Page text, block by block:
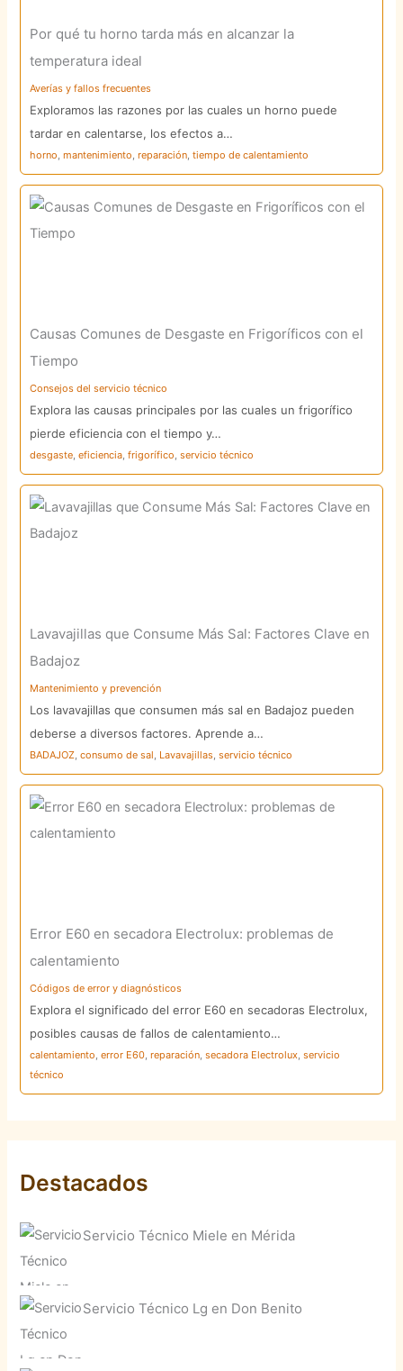
Por qué tu horno tarda más en alcanzar la
temperatura ideal
Averías y fallos frecuentes
Exploramos las razones por las cuales un horno puede
tardar en calentarse, los efectos a…
horno,mantenimiento,reparación,tiempo de calentamiento
Causas Comunes de Desgaste en Frigoríficos con el
Tiempo
Consejos del servicio técnico
Explora las causas principales por las cuales un frigorífico
pierde eficiencia con el tiempo y…
desgaste,eficiencia,frigorífico,servicio técnico
Lavavajillas que Consume Más Sal: Factores Clave en
Badajoz
Mantenimiento y prevención
Los lavavajillas que consumen más sal en Badajoz pueden
deberse a diversos factores. Aprende a…
BADAJOZ,consumo de sal, Lavavajillas,servicio técnico
Error E60 en secadora Electrolux: problemas de
calentamiento
Códigos de error y diagnósticos
Explora el significado del error E60 en secadoras Electrolux,
posibles causas de fallos de calentamiento…
calentamiento,error E60,reparación,secadora Electrolux,servicio
técnico
Destacados
Servicio Técnico Miele en Mérida
Servicio Técnico Lg en Don Benito